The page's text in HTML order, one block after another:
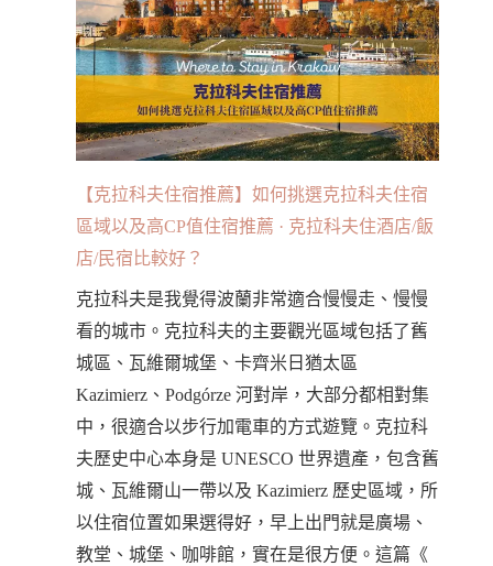
【克拉科夫住宿推薦】如何挑選克拉科夫住宿
區域以及高CP值住宿推薦 · 克拉科夫住酒店/飯
店/民宿比較好？
克拉科夫是我覺得波蘭非常適合慢慢走、慢慢
看的城市。克拉科夫的主要觀光區域包括了舊
城區、瓦維爾城堡、卡齊米日猶太區
Kazimierz、Podgórze 河對岸，大部分都相對集
中，很適合以步行加電車的方式遊覽。克拉科
夫歷史中心本身是 UNESCO 世界遺產，包含舊
城、瓦維爾山一帶以及 Kazimierz 歷史區域，所
以住宿位置如果選得好，早上出門就是廣場、
教堂、城堡、咖啡館，實在是很方便。這篇《